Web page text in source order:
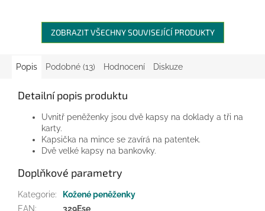
ZOBRAZIT VŠECHNY SOUVISEJÍCÍ PRODUKTY
Popis Podobné (13) Hodnocení Diskuze
Detailní popis produktu
Uvnitř peněženky jsou dvě kapsy na doklady a tři na
karty.
Kapsička na mince se zavírá na patentek.
Dvě velké kapsy na bankovky.
Doplňkové parametry
Kategorie:
Kožené peněženky
EAN: 329Ese